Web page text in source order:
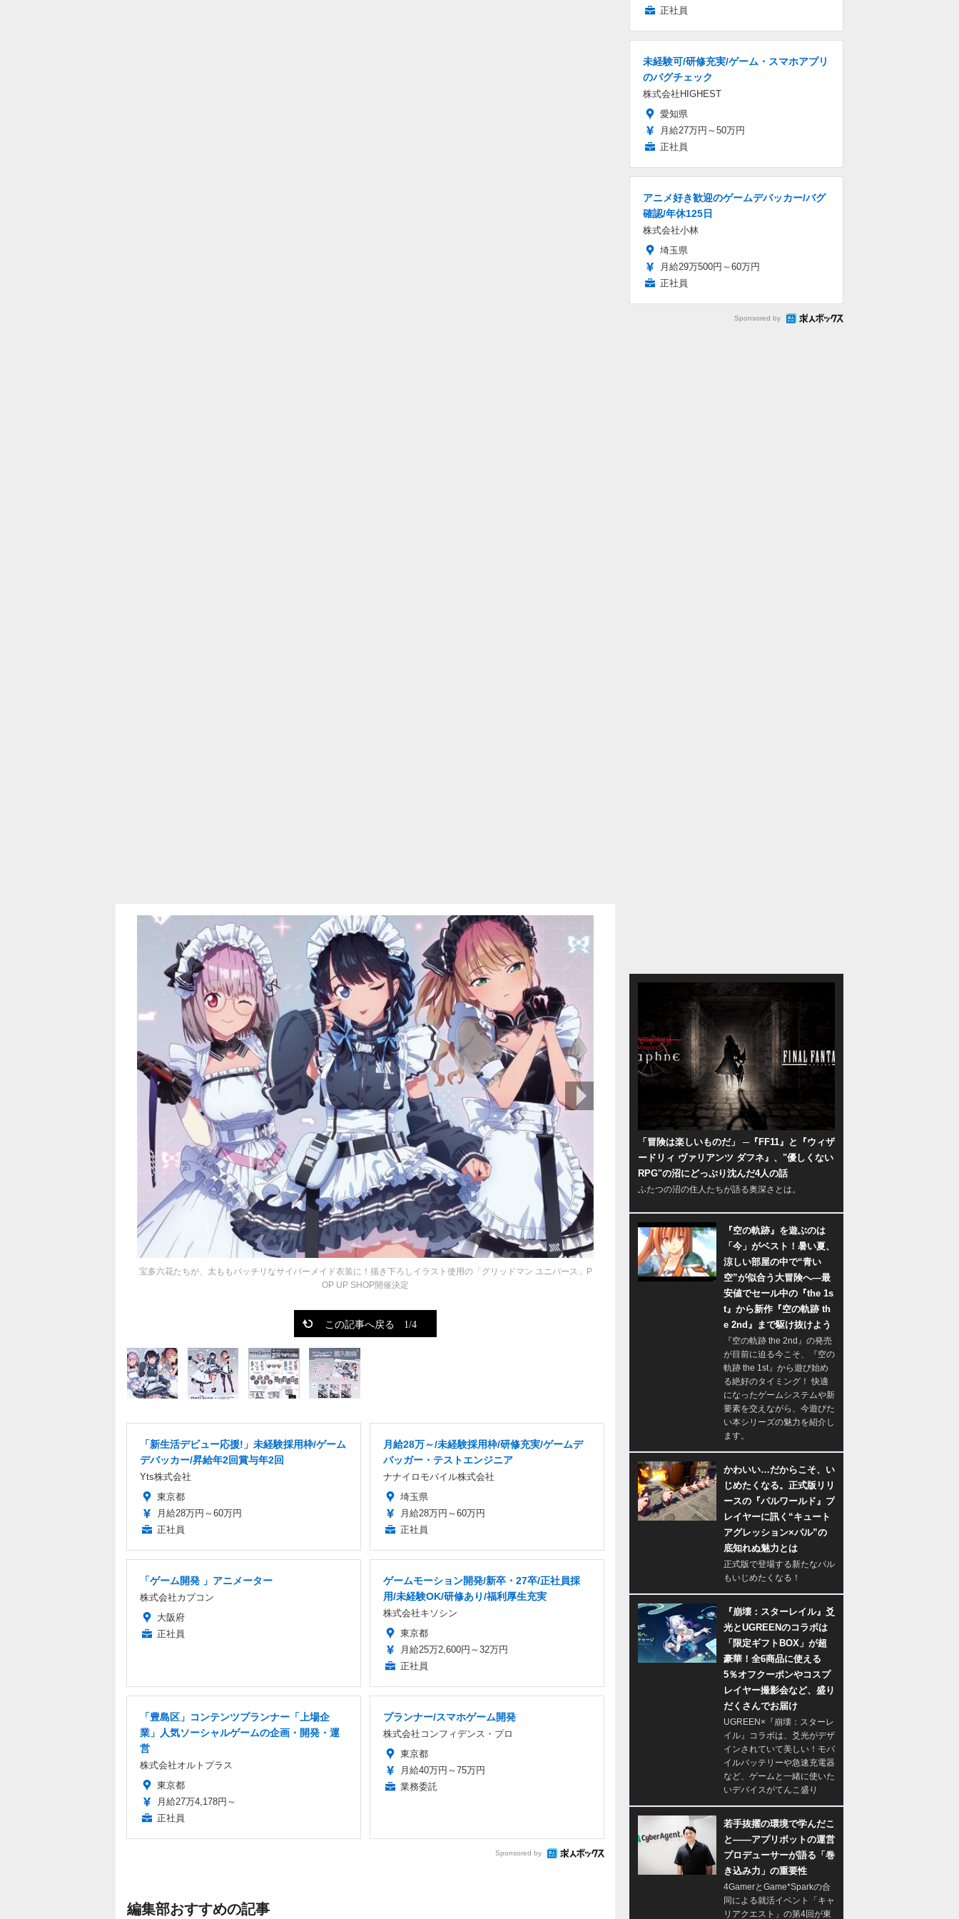
宝多六花たちが、太ももバッチリなサイバーメイド衣装に！描き下ろしイラスト使用の「グリッドマン ユニバース」P
OP UP SHOP開催決定
次の画像
この記事へ戻る 1/4
「新生活デビュー応援!」未経験採用枠/ゲーム
デバッカー/昇給年2回賞与年2回
Yts株式会社
東京都
月給28万円～60万円
正社員
月給28万～/未経験採用枠/研修充実/ゲームデ
バッガー・テストエンジニア
ナナイロモバイル株式会社
埼玉県
月給28万円～60万円
正社員
「ゲーム開発 」アニメーター
株式会社カプコン
大阪府
正社員
ゲームモーション開発/新卒・27卒/正社員採
用/未経験OK/研修あり/福利厚生充実
株式会社キソシン
東京都
月給25万2,600円～32万円
正社員
「豊島区」コンテンツプランナー「上場企
業」人気ソーシャルゲームの企画・開発・運
営
株式会社オルトプラス
東京都
月給27万4,178円～
正社員
プランナー/スマホゲーム開発
株式会社コンフィデンス・プロ
東京都
月給40万円～75万円
業務委託
Sponsored by
編集部おすすめの記事
正社員
未経験可/研修充実/ゲーム・スマホアプリ
のバグチェック
株式会社HIGHEST
愛知県
月給27万円～50万円
正社員
アニメ好き歓迎のゲームデバッカー/バグ
確認/年休125日
株式会社小林
埼玉県
月給29万500円～60万円
正社員
Sponsored by
「冒険は楽しいものだ」 ─『FF11』と『ウィザ
ードリィ ヴァリアンツ ダフネ』、"優しくない
RPG"の沼にどっぷり沈んだ4人の話
ふたつの沼の住人たちが語る奥深さとは。
『空の軌跡』を遊ぶのは
「今」がベスト！暑い夏、
涼しい部屋の中で“青い
空”が似合う大冒険へ―最
安値でセール中の『the 1s
t』から新作『空の軌跡 th
e 2nd』まで駆け抜けよう
『空の軌跡 the 2nd』の発売
が目前に迫る今こそ、『空の
軌跡 the 1st』から遊び始め
る絶好のタイミング！ 快適
になったゲームシステムや新
要素を交えながら、今遊びた
い本シリーズの魅力を紹介し
ます。
かわいい…だからこそ、い
じめたくなる。正式版リリ
ースの『パルワールド』プ
レイヤーに訊く“キュート
アグレッション×パル”の
底知れぬ魅力とは
正式版で登場する新たなパル
もいじめたくなる！
『崩壊：スターレイル』爻
光とUGREENのコラボは
「限定ギフトBOX」が超
豪華！全6商品に使える
5％オフクーポンやコスプ
レイヤー撮影会など、盛り
だくさんでお届け
UGREEN×『崩壊：スターレ
イル』コラボは、爻光がデザ
インされていて美しい！モバ
イルバッテリーや急速充電器
など、ゲームと一緒に使いた
いデバイスがてんこ盛り
若手抜擢の環境で学んだこ
と――アプリボットの運営
プロデューサーが語る「巻
き込み力」の重要性
4GamerとGame*Sparkの合
同による就活イベント「キャ
リアクエスト」の第4回が東